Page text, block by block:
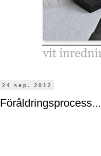
24 sep. 2012
Föråldringsprocess...